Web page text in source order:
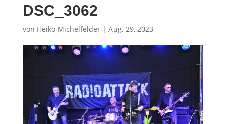
DSC_3062
von Heiko Michelfelder| Aug. 29, 2023